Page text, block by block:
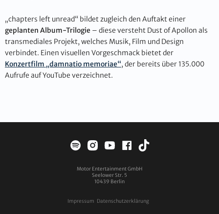
„chapters left unread“ bildet zugleich den Auftakt einer
geplanten Album-Trilogie – diese versteht Dust of Apollon als
transmediales Projekt, welches Musik, Film und Design
verbindet. Einen visuellen Vorgeschmack bietet der
Konzertfilm „damnatio memoriae“, der bereits über 135.000
Aufrufe auf YouTube verzeichnet.
Motor Entertainment GmbH
Seelower Str. 5
10439 Berlin
Impressum Datenschutzerklärung